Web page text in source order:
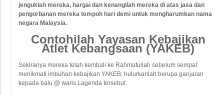
jenguklah mereka, hargai dan kenangilah mereka di atas jasa dan
pengorbanan mereka tempoh hari demi untuk mengharumkan nama
negara Malaysia.
Contohilah Yayasan Kebajikan
Atlet Kebangsaan (YAKEB)
Sekiranya mereka telah kembali ke Rahmatullah sebelum sempat
menikmati imbuhan kebajikan YAKEB, hulurkanlah berupa ganjaran
kepada balu @ waris Lagenda tersebut.